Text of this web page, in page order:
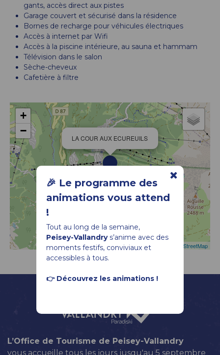
🎉 Le programme des
animations vous attend
!
Tout au long de la semaine,
Peisey-Vallandrys’anime avec des
moments festifs, conviviaux et
accessibles à tous.
👉 Découvrez les animations !
gants, accès direct aux pistes
Garage couvert et sécurisé dans la résidence
Bornes de recharge pour véhicules électriques
Accès à internet par Wifi
Accès à la piscine intérieure, au sauna et hammam
Télévision dans le salon
Sèche-cheveux
Cafetière à filtre
LA COUR AUX ECUREUILS
+
−
Leaflet OpenStreetMap
L’Office de Tourisme de Peisey-Vallandry
vous accueille tous les jours jusqu'au 5 septembre